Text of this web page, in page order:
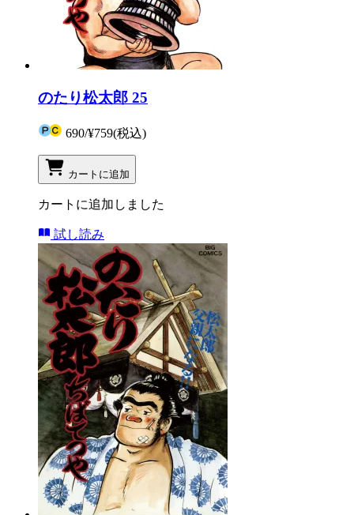
のたり松太郎 25
690/¥759(税込)
カートに追加
カートに追加しました
試し読み